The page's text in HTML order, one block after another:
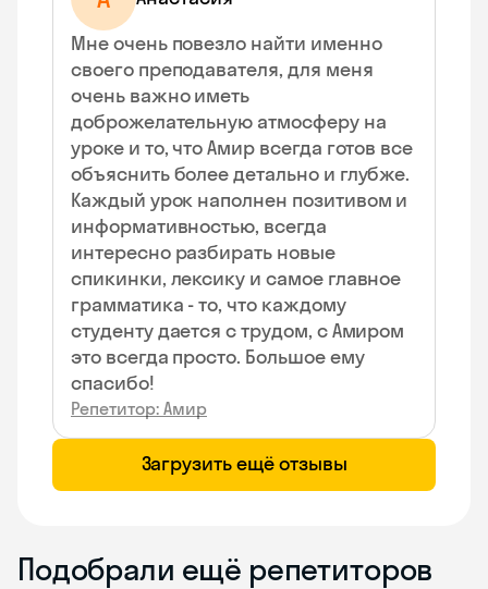
Мне очень повезло найти именно
своего преподавателя, для меня
очень важно иметь
доброжелательную атмосферу на
уроке и то, что Амир всегда готов все
объяснить более детально и глубже.
Каждый урок наполнен позитивом и
информативностью, всегда
интересно разбирать новые
спикинки, лексику и самое главное
грамматика - то, что каждому
студенту дается с трудом, с Амиром
это всегда просто. Большое ему
спасибо!
Репетитор: Амир
Загрузить ещё отзывы
Подобрали ещё репетиторов